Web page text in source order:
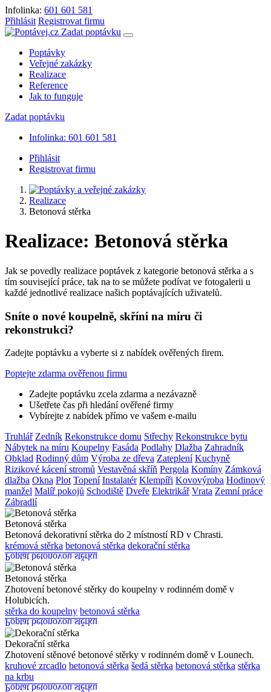
Infolinka: 601 601 581
Přihlásit Registrovat firmu
Zadat poptávku
Poptávky
Veřejné zakázky
Realizace
Reference
Jak to funguje
Zadat poptávku
Infolinka: 601 601 581
Přihlásit
Registrovat firmu
Realizace
Betonová stěrka
Realizace: Betonová stěrka
Jak se povedly realizace poptávek z kategorie betonová stěrka a s
tím související práce, tak na to se můžete podívat ve fotogalerii u
každé jednotlivé realizace našich poptávajících uživatelů.
Sníte o nové koupelně, skříni na míru či
rekonstrukci?
Zadejte poptávku a vyberte si z nabídek ověřených firem.
Poptejte zdarma ověřenou firmu
Zadejte poptávku zcela zdarma a nezávazně
Ušetřete čas při hledání ověřené firmy
Vybírejte z nabídek přímo ve vašem e-mailu
Truhlář Zedník Rekonstrukce domu Střechy Rekonstrukce bytu
Nábytek na míru Koupelny Fasáda Podlahy Dlažba Zahradník
Obklad Rodinný dům Výroba ze dřeva Zateplení Kuchyně
Rizikové kácení stromů Vestavěná skříň Pergola Komíny Zámková
dlažba Okna Plot Topení Instalatér Klempíři Kovovýroba Hodinový
manžel Malíř pokojů Schodiště Dveře Elektrikář Vrata Zemní práce
Zábradlí
Betonová stěrka
Betonová dekorativní stěrka do 2 místností RD v Chrasti.
krémová stěrka betonová stěrka dekorační stěrka
Poptat betonovou stěrku
Betonová stěrka
Zhotovení betonové stěrky do koupelny v rodinném domě v
Holubicích.
stěrka do koupelny betonová stěrka
Poptat betonovou stěrku
Dekorační stěrka
Zhotovení stěnové betonové stěrky v rodinném domě v Lounech.
kruhové zrcadlo betonová stěrka šedá stěrka betonová stěrka stěrka
na krbu
Poptat betonovou stěrku